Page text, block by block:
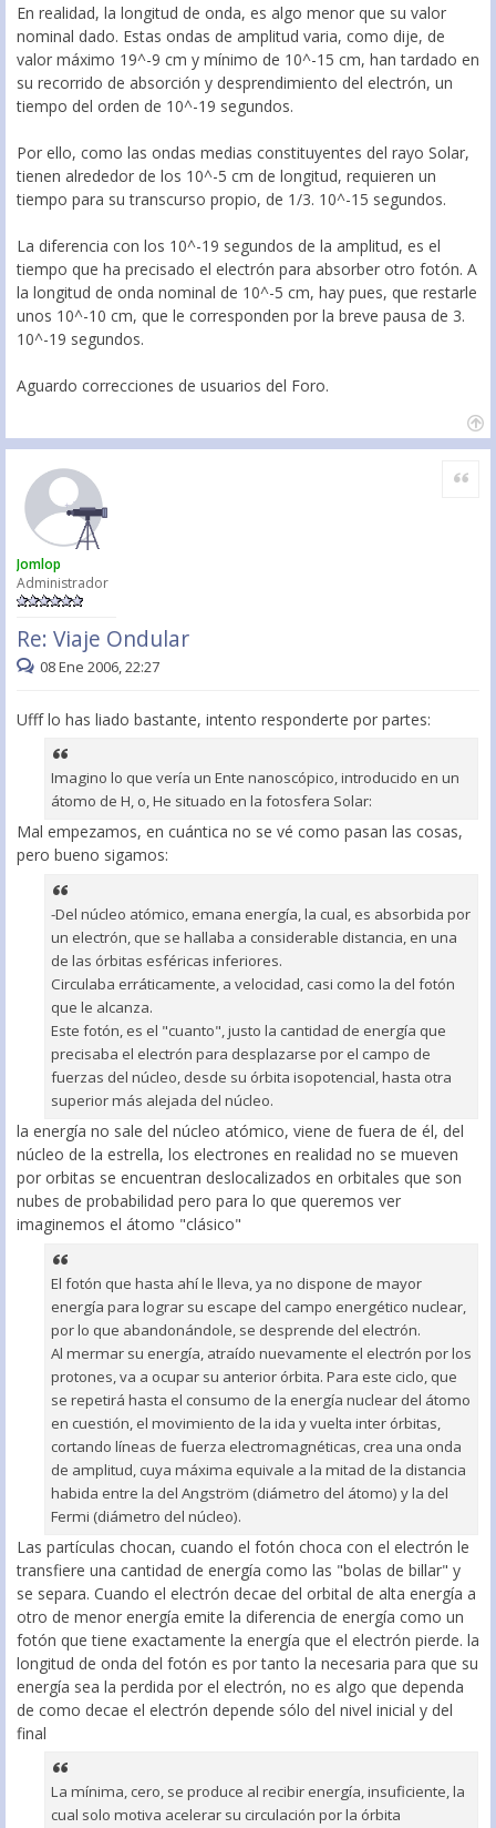
En realidad, la longitud de onda, es algo menor que su valor
nominal dado. Estas ondas de amplitud varia, como dije, de
valor máximo 19^-9 cm y mínimo de 10^-15 cm, han tardado en
su recorrido de absorción y desprendimiento del electrón, un
tiempo del orden de 10^-19 segundos.
Por ello, como las ondas medias constituyentes del rayo Solar,
tienen alrededor de los 10^-5 cm de longitud, requieren un
tiempo para su transcurso propio, de 1/3. 10^-15 segundos.
La diferencia con los 10^-19 segundos de la amplitud, es el
tiempo que ha precisado el electrón para absorber otro fotón. A
la longitud de onda nominal de 10^-5 cm, hay pues, que restarle
unos 10^-10 cm, que le corresponden por la breve pausa de 3.
10^-19 segundos.
Aguardo correcciones de usuarios del Foro.
Jomlop
Administrador
Re: Viaje Ondular
Citar
08 Ene 2006, 22:27
Ufff lo has liado bastante, intento responderte por partes:
Imagino lo que vería un Ente nanoscópico, introducido en un
átomo de H, o, He situado en la fotosfera Solar:
Mal empezamos, en cuántica no se vé como pasan las cosas,
pero bueno sigamos:
-Del núcleo atómico, emana energía, la cual, es absorbida por
un electrón, que se hallaba a considerable distancia, en una
de las órbitas esféricas inferiores.
Circulaba erráticamente, a velocidad, casi como la del fotón
que le alcanza.
Este fotón, es el "cuanto", justo la cantidad de energía que
precisaba el electrón para desplazarse por el campo de
fuerzas del núcleo, desde su órbita isopotencial, hasta otra
superior más alejada del núcleo.
la energía no sale del núcleo atómico, viene de fuera de él, del
núcleo de la estrella, los electrones en realidad no se mueven
por orbitas se encuentran deslocalizados en orbitales que son
nubes de probabilidad pero para lo que queremos ver
imaginemos el átomo "clásico"
El fotón que hasta ahí le lleva, ya no dispone de mayor
energía para lograr su escape del campo energético nuclear,
por lo que abandonándole, se desprende del electrón.
Al mermar su energía, atraído nuevamente el electrón por los
protones, va a ocupar su anterior órbita. Para este ciclo, que
se repetirá hasta el consumo de la energía nuclear del átomo
en cuestión, el movimiento de la ida y vuelta inter órbitas,
cortando líneas de fuerza electromagnéticas, crea una onda
de amplitud, cuya máxima equivale a la mitad de la distancia
habida entre la del Angström (diámetro del átomo) y la del
Fermi (diámetro del núcleo).
Las partículas chocan, cuando el fotón choca con el electrón le
transfiere una cantidad de energía como las "bolas de billar" y
se separa. Cuando el electrón decae del orbital de alta energía a
otro de menor energía emite la diferencia de energía como un
fotón que tiene exactamente la energía que el electrón pierde. la
longitud de onda del fotón es por tanto la necesaria para que su
energía sea la perdida por el electrón, no es algo que dependa
de como decae el electrón depende sólo del nivel inicial y del
final
La mínima, cero, se produce al recibir energía, insuficiente, la
cual solo motiva acelerar su circulación por la órbita